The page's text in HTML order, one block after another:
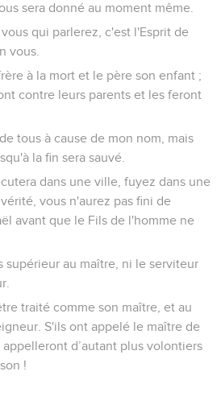
sera donné au moment même.
qui parlerez, c'est l'Esprit de
vous.
à la mort et le père son enfant ;
contre leurs parents et les feront
tous à cause de mon nom, mais
la fin sera sauvé.
dans une ville, fuyez dans une
vous n'aurez pas fini de
avant que le Fils de l'homme ne
supérieur au maître, ni le serviteur
traité comme son maître, et au
S'ils ont appelé le maître de
d’autant plus volontiers
!